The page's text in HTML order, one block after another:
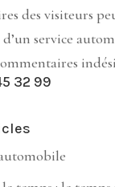
des visiteurs
service
32 99